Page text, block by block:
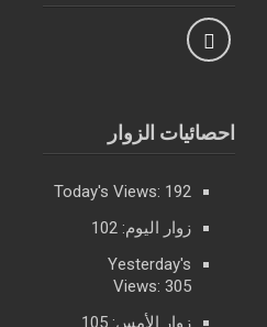
احصائيات الزوار
Today's Views: 192
زوار اليوم: 102
Yesterday's
Views:305
زوار الأمس: 105